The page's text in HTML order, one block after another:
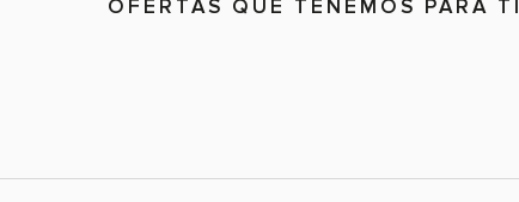
OFERTAS QUE TENEMOS PARA TI